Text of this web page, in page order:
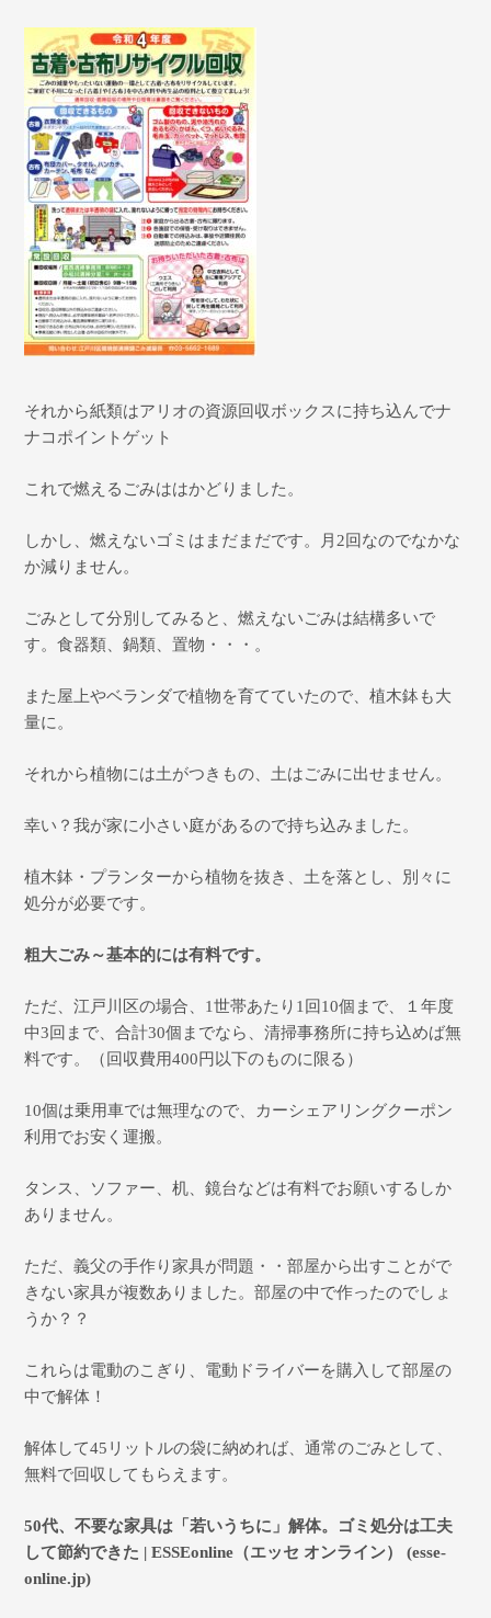
それから紙類はアリオの資源回収ボックスに持ち込んでナ
ナコポイントゲット
これで燃えるごみははかどりました。
しかし、燃えないゴミはまだまだです。月 2回なのでなかな
か減りません。
ごみとして分別してみると、燃えないごみは結構多いで
す。食器類、鍋類、置物・・・。
また屋上やベランダで植物を育てていたので、植木鉢も大
量に。
それから植物には土がつきもの、土はごみに出せません。
幸い？我が家に小さい庭があるので持ち込みました。
植木鉢・プランターから植物を抜き、土を落とし、別々に
処分が必要です。
粗大ごみ～基本的には有料です。
ただ、江戸川区の場合、 1世帯あたり 1 回 10個まで、１年度
中3回まで、合計30個までなら、清掃事務所に持ち込めば無
料です。（回収費用400円以下のものに限る）
10個は乗用車では無理なので、カーシェアリングクーポン
利用でお安く運搬。
タンス、ソファー、机、鏡台などは有料でお願いするしか
ありません。
ただ、義父の手作り家具が問題・・部屋から出すことがで
きない家具が複数ありました。部屋の中で作ったのでしょ
うか？？
これらは電動のこぎり、電動ドライバーを購入して部屋の
中で解体！
解体して45 リットルの袋に納めれば、通常のごみとして、
無料で回収してもらえます。
50代、不要な家具は「若いうちに」解体。ゴミ処分は工夫
して節約できた | ESSEonline （エッセ オンライン）
(esse-
online.jp)